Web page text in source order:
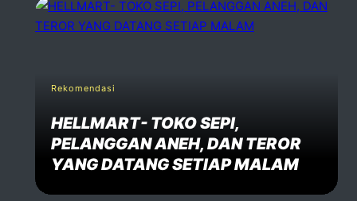
Rekomendasi
HELLMART- TOKO SEPI,
PELANGGAN ANEH, DAN TEROR
YANG DATANG SETIAP MALAM